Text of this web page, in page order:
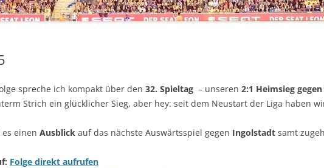
spreche ich kompakt über den 32. Spieltag – unseren 2:1 Heimsieg
Strich ein glücklicher Sieg, aber hey: seit dem Neustart der Liga haben
einen Ausblick auf das nächste Auswärtsspiel gegen Ingolstadt samt
Folge direkt aufrufen